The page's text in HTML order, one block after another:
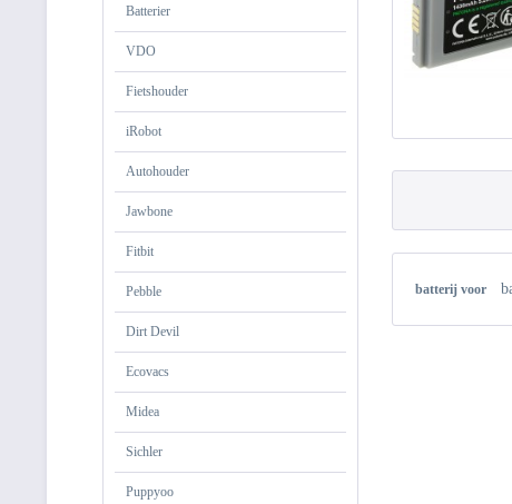
Batterier
VDO
Fietshouder
iRobot
Autohouder
Jawbone
Fitbit
Pebble
Dirt Devil
Ecovacs
Midea
Sichler
Puppyoo
batterij voor